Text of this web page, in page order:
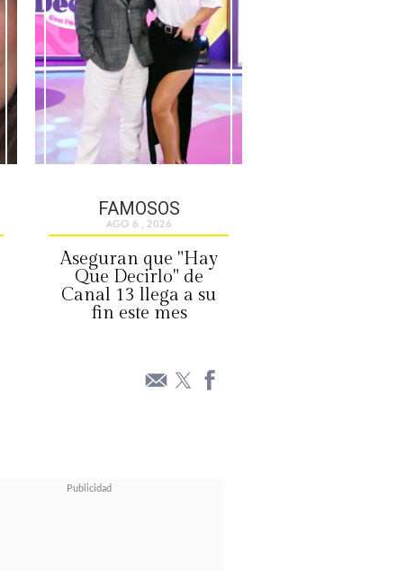
FAMOSOS
AGO 6 , 2026
Aseguran que "Hay
Que Decirlo" de
Canal 13 llega a su
fin este mes